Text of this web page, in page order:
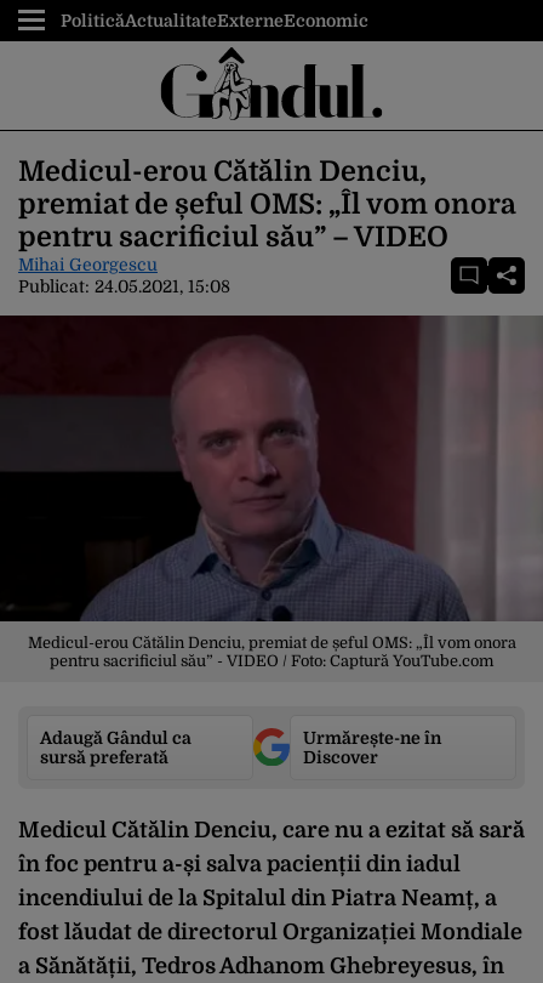
PoliticăActualitateExterneEconomic
Medicul-erou Cătălin Denciu,
premiat de șeful OMS: „Îl vom onora
pentru sacrificiul său” – VIDEO
Mihai Georgescu
Publicat: 24.05.2021, 15:08
Medicul-erou Cătălin Denciu, premiat de șeful OMS: „Îl vom onora
pentru sacrificiul său” - VIDEO / Foto: Captură YouTube.com
Adaugă Gândul ca
sursă preferată
Urmărește-ne în
Discover
Medicul Cătălin Denciu, care nu a ezitat să sară
în foc pentru a-și salva pacienții din iadul
incendiului de la Spitalul din Piatra Neamț, a
fost lăudat de directorul Organizației Mondiale
a Sănătății, Tedros Adhanom Ghebreyesus, în